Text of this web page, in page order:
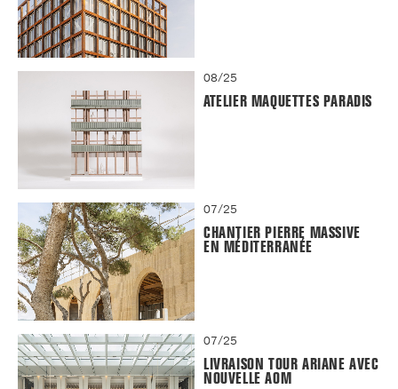
08/25
ATELIER MAQUETTES PARADIS
07/25
CHANTIER PIERRE MASSIVE
EN MÉDITERRANÉE
07/25
LIVRAISON TOUR ARIANE AVEC
NOUVELLE AOM